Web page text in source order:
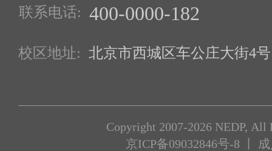
联系电话: 400-0000-182
校区地址: 北京市西城区车公庄大街4
Copyright 2007-2026 NEDP, All
京ICP备09032846号-8 丨